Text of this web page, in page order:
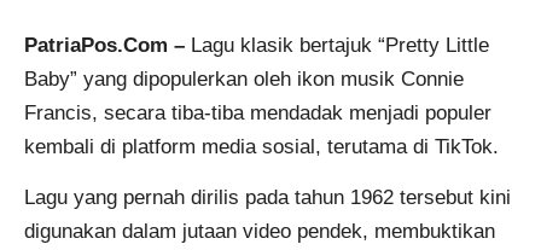
PatriaPos.Com – Lagu klasik bertajuk “Pretty Little
Baby” yang dipopulerkan oleh ikon musik Connie
Francis, secara tiba-tiba mendadak menjadi populer
kembali di platform media sosial, terutama di TikTok.
Lagu yang pernah dirilis pada tahun 1962 tersebut kini
digunakan dalam jutaan video pendek, membuktikan